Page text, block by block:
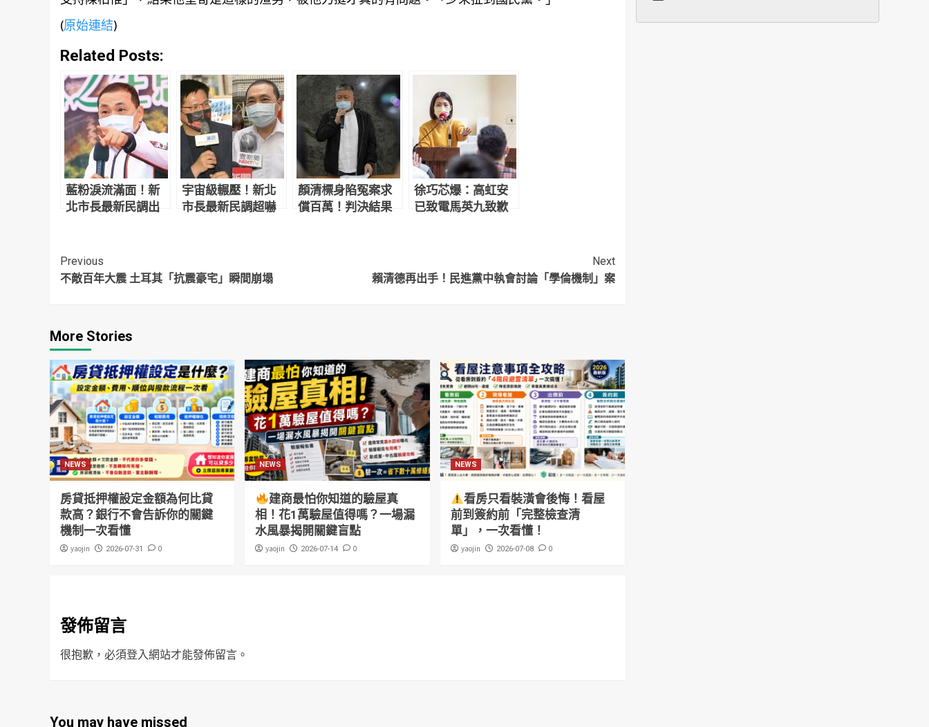
(原始連結)
Related Posts:
藍粉淚流滿面！新
北市長最新民調出
宇宙級輾壓！新北
市長最新民調超嚇
顏清標身陷冤案求
償百萬！判決結果
徐巧芯爆：高虹安
已致電馬英九致歉
Continue
Reading
Previous
不敵百年大震 土耳其「抗震豪宅」瞬間崩塌
Next
賴清德再出手！民進黨中執會討論「學倫機制」案
More Stories
NEWS
房貸抵押權設定金額為何比貸
款高？銀行不會告訴你的關鍵
機制一次看懂
yaojin 2026-07-31 0
NEWS
建商最怕你知道的驗屋真
相！花1萬驗屋值得嗎？一場漏
水風暴揭開關鍵盲點
yaojin 2026-07-14 0
NEWS
看房只看裝潢會後悔！看屋
前到簽約前「完整檢查清
單」，一次看懂！
yaojin 2026-07-08 0
發佈留言
很抱歉，必須登入網站才能發佈留言。
You may have missed